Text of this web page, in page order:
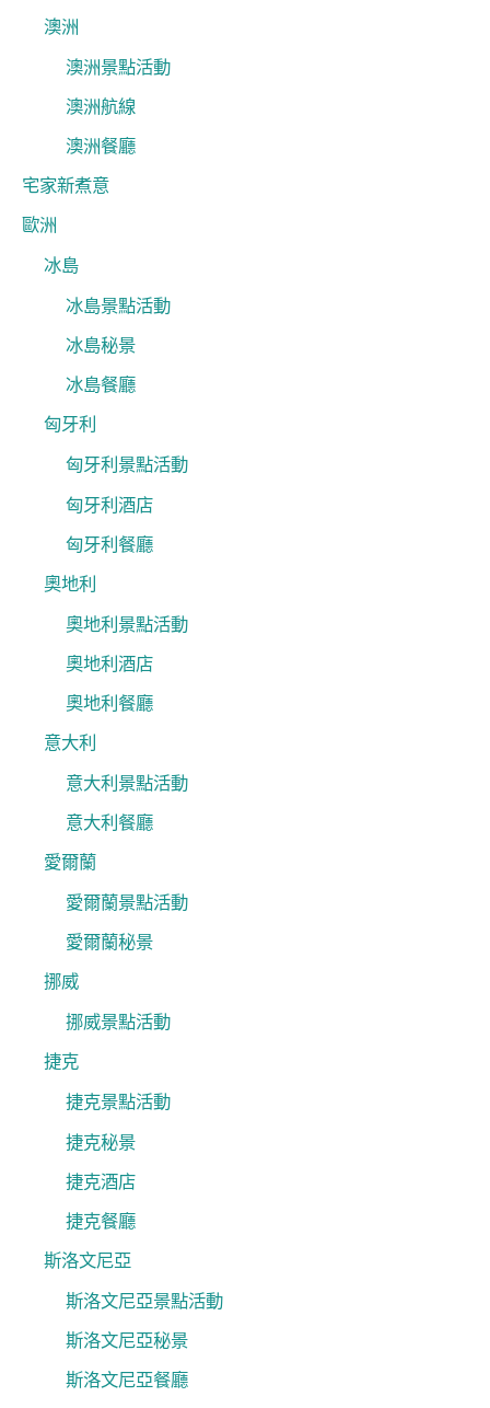
澳洲
澳洲景點活動
澳洲航線
澳洲餐廳
宅家新煮意
歐洲
冰島
冰島景點活動
冰島秘景
冰島餐廳
匈牙利
匈牙利景點活動
匈牙利酒店
匈牙利餐廳
奧地利
奧地利景點活動
奧地利酒店
奧地利餐廳
意大利
意大利景點活動
意大利餐廳
愛爾蘭
愛爾蘭景點活動
愛爾蘭秘景
挪威
挪威景點活動
捷克
捷克景點活動
捷克秘景
捷克酒店
捷克餐廳
斯洛文尼亞
斯洛文尼亞景點活動
斯洛文尼亞秘景
斯洛文尼亞餐廳